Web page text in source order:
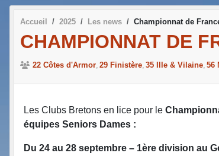
Accueil 2025 Les news Championnat de
CHAMPIONNAT DE
22 Côtes d'Armor 29 Finistère 35 Ille & Vilaine 56
Les Clubs Bretons en lice pour le
équipes Seniors Dames :
Du 24 au 28 septembre – 1ère division au